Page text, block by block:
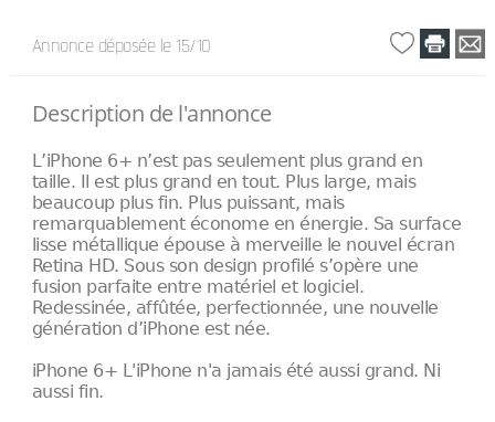
Annonce déposée le 15/10
Description de l'annonce
L’iPhone 6+ n’est pas seulement plus grand en
taille. Il est plus grand en tout. Plus large, mais
beaucoup plus fin. Plus puissant, mais
remarquablement économe en énergie. Sa surface
lisse métallique épouse à merveille le nouvel écran
Retina HD. Sous son design profilé s’opère une
fusion parfaite entre matériel et logiciel.
Redessinée, affûtée, perfectionnée, une nouvelle
génération d’iPhone est née.
iPhone 6+ L'iPhone n'a jamais été aussi grand. Ni
aussi fin.